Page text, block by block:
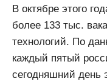
В октябре этого
более 133 тыс.
технологий. По
каждый пятый
сегодняшний день